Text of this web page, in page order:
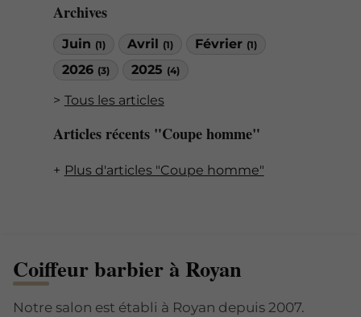
Archives
Juin (1) Avril (1) Février (1)
2026 (3) 2025 (4)
Tous les articles
Articles récents "Coupe homme"
Plus d'articles "Coupe homme"
Coiffeur barbier à Royan
Notre salon est établi à Royan depuis 2007.